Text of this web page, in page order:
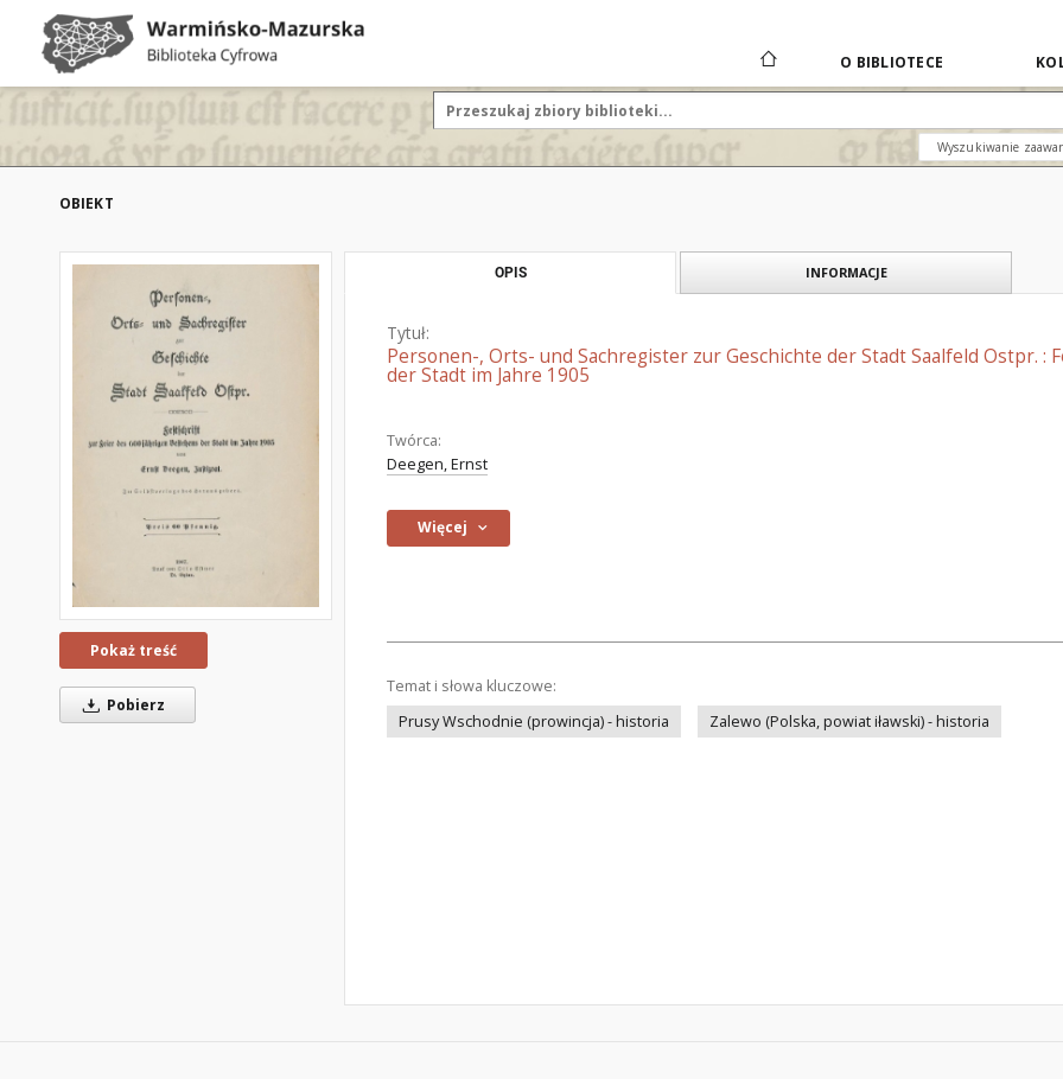
O BIBLIOTECE
Wyszukiwanie
OBIEKT
Pokaż treść
Pobierz
OPIS INFORMACJE
Tytuł:
Personen-, Orts- und Sachregister zur Geschichte der Stadt Saalfeld Ostpr.
der Stadt im Jahre 1905
Twórca:
Deegen, Ernst
Więcej
Temat i słowa kluczowe:
Prusy Wschodnie (prowincja) - historia
Zalewo (Polska, powiat iławski) - historia